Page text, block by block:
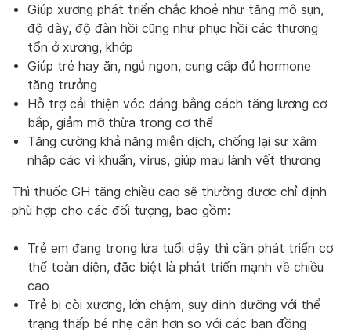
Giúp xương phát triển chắc khoẻ như tăng mô sụn,
độ dày, độ đàn hồi cũng như phục hồi các thương
tổn ở xương, khớp
Giúp trẻ hay ăn, ngủ ngon, cung cấp đủ hormone
tăng trưởng
Hỗ trợ cải thiện vóc dáng bằng cách tăng lượng cơ
bắp, giảm mỡ thừa trong cơ thể
Tăng cường khả năng miễn dịch, chống lại sự xâm
nhập các vi khuẩn, virus, giúp mau lành vết thương
Thì thuốc GH tăng chiều cao sẽ thường được chỉ định
phù hợp cho các đối tượng, bao gồm:
Trẻ em đang trong lứa tuổi dậy thì cần phát triển cơ
thể toàn diện, đặc biệt là phát triển mạnh về chiều
cao
Trẻ bị còi xương, lớn chậm, suy dinh dưỡng với thể
trạng thấp bé nhẹ cân hơn so với các bạn đồng